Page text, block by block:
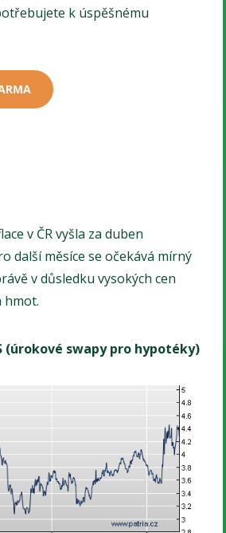
k úspěšnému
v ČR vyšla za duben
další měsíce se očekává mírný
v důsledku vysokých cen
hmot.
(úrokové swapy pro hypotéky)